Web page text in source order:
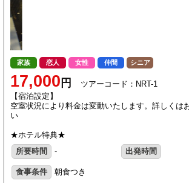
家族 恋人 女性 仲間 シニア
17,000 円
ツアーコード：NRT-1
【宿泊設定】
空室状況により料金は変動いたします。詳しくは
い
★ホテル特典★
所要時間
- 出発時間
食事条件 朝食つき